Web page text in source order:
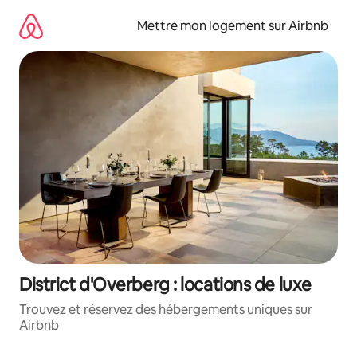
directement
contenu
Mettre mon logement sur Airbnb
District d'Overberg : locations de luxe
Trouvez et réservez des hébergements uniques sur
Airbnb